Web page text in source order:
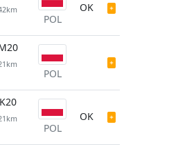
POL
OK
POL
K20
POL
OK